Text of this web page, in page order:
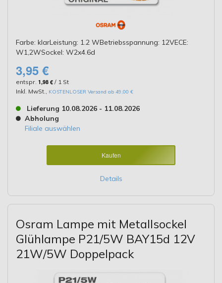
Farbe: klarLeistung: 1.2 WBetriebsspannung: 12VECE:
W1,2WSockel: W2x4.6d
3,95 €
entspr. 1,98 € / 1 St
Inkl. MwSt., KOSTENLOSER Versand ab 49,00 €
Lieferung 10.08.2026 - 11.08.2026
Abholung
Filiale auswählen
Kaufen
Details
Osram Lampe mit Metallsockel
Glühlampe P21/5W BAY15d 12V
21W/5W Doppelpack